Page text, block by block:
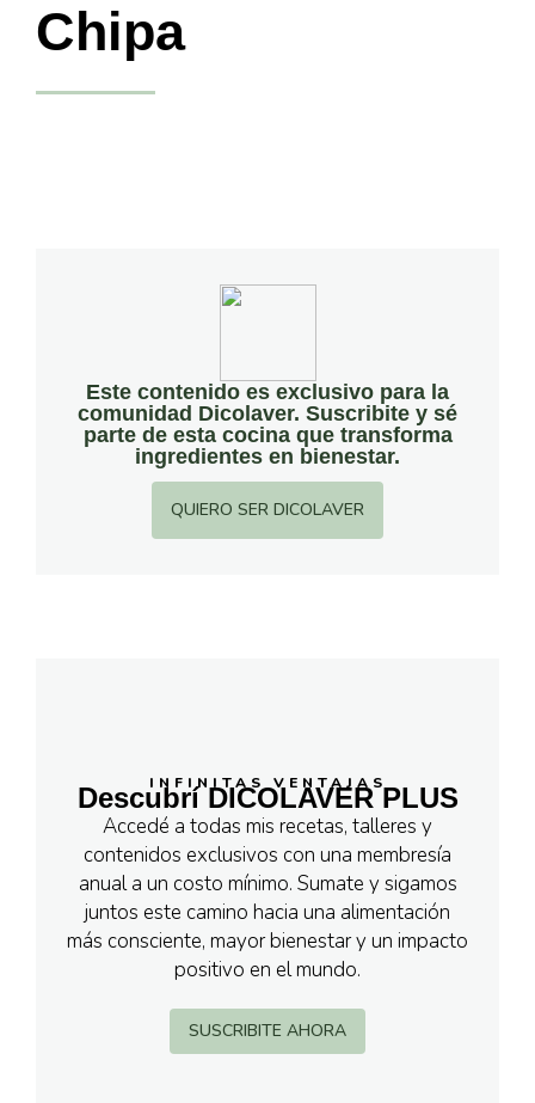
Chipa
Este contenido es exclusivo para la
comunidad Dicolaver. Suscribite y sé
parte de esta cocina que transforma
ingredientes en bienestar.
QUIERO SER DICOLAVER
INFINITAS VENTAJAS
Descubrí DICOLAVER PLUS
Accedé a todas mis recetas, talleres y
contenidos exclusivos con una membresía
anual a un costo mínimo. Sumate y sigamos
juntos este camino hacia una alimentación
más consciente, mayor bienestar y un impacto
positivo en el mundo.
SUSCRIBITE AHORA